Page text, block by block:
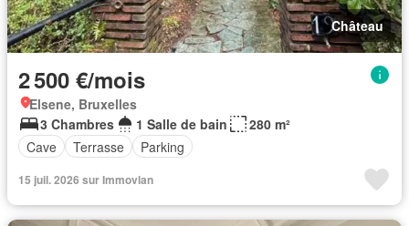
Château
2 500 €/mois
Elsene, Bruxelles
3 Chambres
1 Salle de bain
280 m²
Cave
Terrasse Parking
15 juil. 2026 sur Immovlan